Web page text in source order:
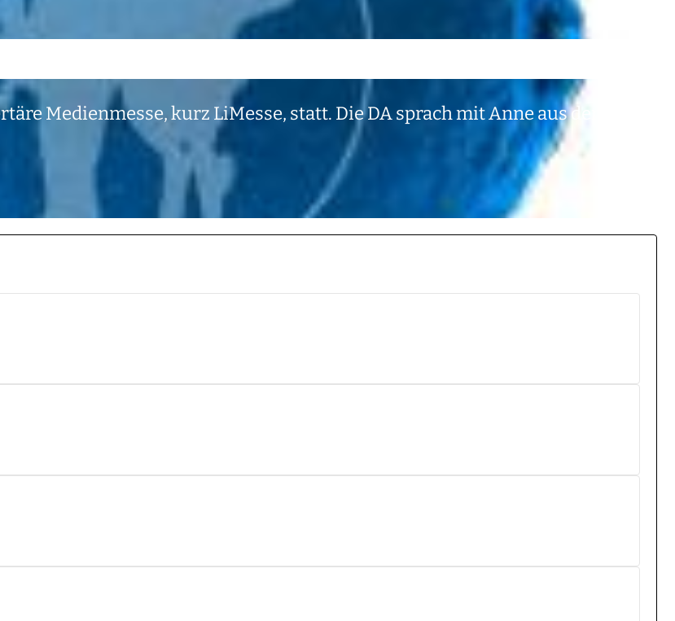
Medienmesse, kurz LiMesse, statt. Die DA sprach mit Anne aus dem